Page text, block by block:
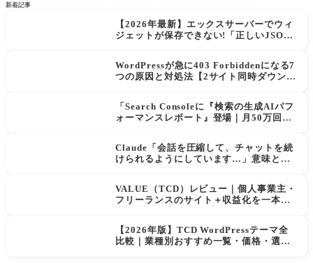
新着記事
【2026年最新】エックスサーバーでウィ
ジェットが保存できない!「正しいJSON
WordPressが急に403 Forbiddenになる7
つの原因と対処法【2サイト同時ダウン→
「Search Consoleに『検索の生成AIパフ
ォーマンスレポート』登場｜月50万回AI
Claude「会話を圧縮して、チャットを続
けられるようにしています…」意味と使
VALUE（TCD）レビュー｜個人事業主・
フリーランスのサイト＋収益化を一本化
【2026年版】TCD WordPressテーマ全
比較｜業種別おすすめ一覧・価格・選び